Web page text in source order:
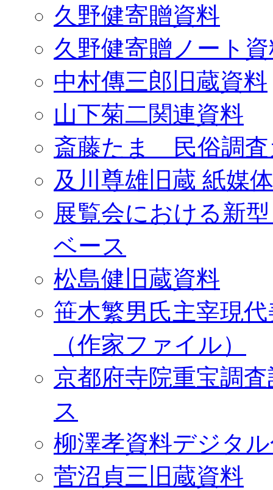
久野健寄贈資料
久野健寄贈ノート
中村傳三郎旧蔵資料
山下菊二関連資料
斎藤たま 民俗調査
及川尊雄旧蔵 紙媒
展覧会における新
ベース
松島健旧蔵資料
笹木繁男氏主宰現
（作家ファイル）
京都府寺院重宝調
ス
柳澤孝資料デジタ
菅沼貞三旧蔵資料